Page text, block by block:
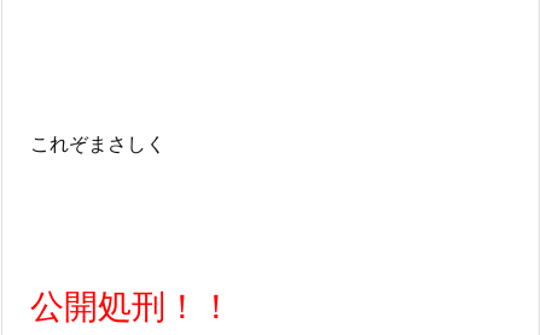
これぞまさしく
公開処刑！！